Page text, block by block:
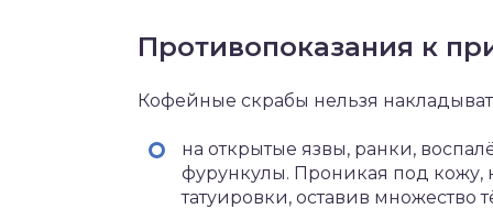
Противопоказания к
Кофейные скрабы нельзя
на открытые язвы, ранки,
фурункулы. Проникая под кожу,
татуировки, оставив множество